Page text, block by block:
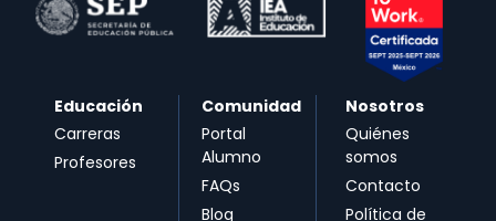
Educación
Carreras
Profesores
Comunidad
Portal
Alumno
FAQs
Blog
Nosotros
Quiénes
somos
Contacto
Política de